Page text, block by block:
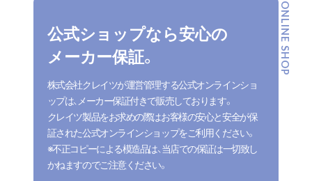
公式ショップなら安心の
メーカー保証。
株式会社クレイツが運営管理する公式オンラインショ
ップは、メーカー保証付きで販売しております。
クレイツ製品をお求めの際はお客様の安心と安全が保
証された公式オンラインショップをご利用ください。
※不正コピーによる模造品は、当店での保証は一切致し
かねますのでご注意ください。
ONLINE SHOP